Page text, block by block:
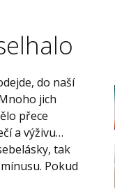
do naší
jich
přece
a výživu…
tak
Pokud